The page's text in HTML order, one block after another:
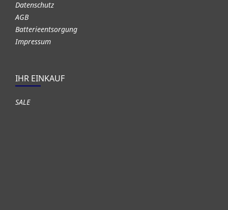
Datenschutz
AGB
Batterieentsorgung
Impressum
IHR EINKAUF
SALE